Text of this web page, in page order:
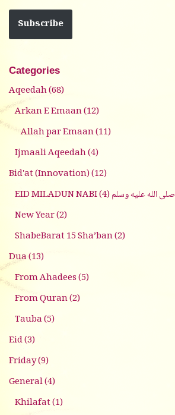
Subscribe
Categories
Aqeedah(68)
Arkan E Emaan(12)
Allah par Emaan(11)
Ijmaali Aqeedah(4)
Bid'at (Innovation)(12)
EID MILADUN NABI صلى الله عليه وسلم(4)
New Year(2)
ShabeBarat 15 Sha’ban(2)
Dua(13)
From Ahadees(5)
From Quran(2)
Tauba(5)
Eid(3)
Friday(9)
General(4)
Khilafat(1)